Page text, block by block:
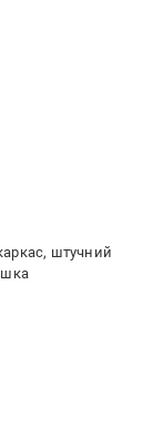
штучний